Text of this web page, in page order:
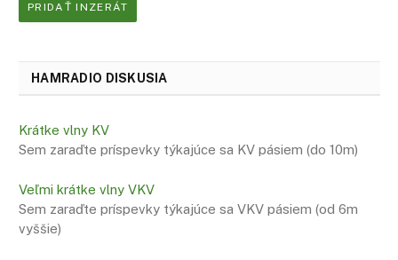
PRIDAŤ INZERÁT
HAMRADIO DISKUSIA
Krátke vlny KV
Sem zaraďte príspevky týkajúce sa KV pásiem (do 10m)
Veľmi krátke vlny VKV
Sem zaraďte príspevky týkajúce sa VKV pásiem (od 6m
vyššie)